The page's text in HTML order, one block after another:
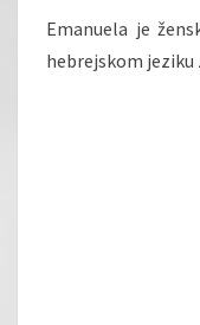
Emanuela je
hebrejskom jeziku